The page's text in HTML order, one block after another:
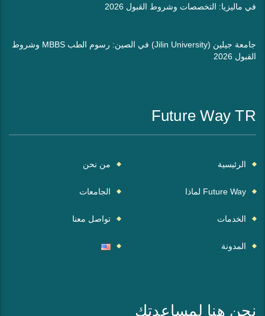
في ماليزيا: التخصصات وشروط القبول 2026
جامعة جيلين (Jilin University) في الصين: رسوم الطب MBBS وشروط
القبول 2026
Future Way TR
الرئيسية من نحن
Future Way لماذا الجامعات
الخدمات تواصل معنا
المدونة
نحن هنا لمساعدتك